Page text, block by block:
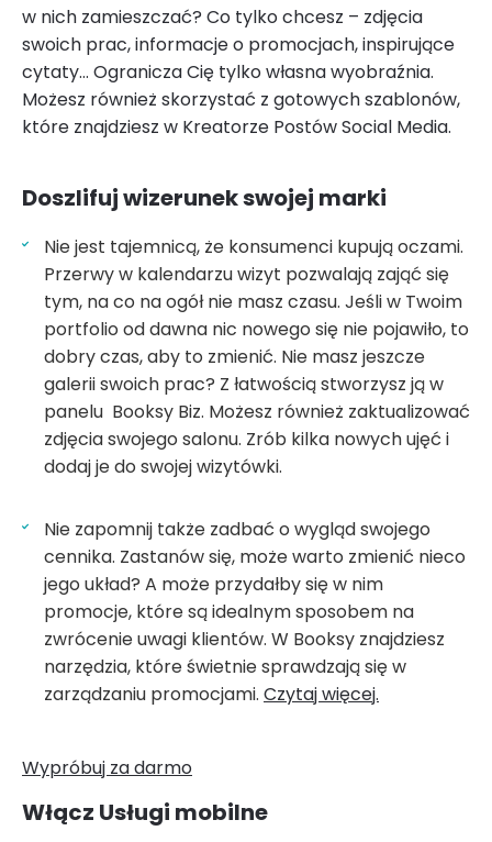
w nich zamieszczać? Co tylko chcesz – zdjęcia
swoich prac, informacje o promocjach, inspirujące
cytaty… Ogranicza Cię tylko własna wyobraźnia.
Możesz również skorzystać z gotowych szablonów,
które znajdziesz w Kreatorze Postów Social Media.
Doszlifuj wizerunek swojej marki
Nie jest tajemnicą, że konsumenci kupują oczami.
Przerwy w kalendarzu wizyt pozwalają zająć się
tym, na co na ogół nie masz czasu. Jeśli w Twoim
portfolio od dawna nic nowego się nie pojawiło, to
dobry czas, aby to zmienić. Nie masz jeszcze
galerii swoich prac? Z łatwością stworzysz ją w
panelu Booksy Biz. Możesz również zaktualizować
zdjęcia swojego salonu. Zrób kilka nowych ujęć i
dodaj je do swojej wizytówki.
Nie zapomnij także zadbać o wygląd swojego
cennika. Zastanów się, może warto zmienić nieco
jego układ? A może przydałby się w nim
promocje, które są idealnym sposobem na
zwrócenie uwagi klientów. W Booksy znajdziesz
narzędzia, które świetnie sprawdzają się w
zarządzaniu promocjami. Czytaj więcej.
Wypróbuj za darmo
Włącz Usługi mobilne